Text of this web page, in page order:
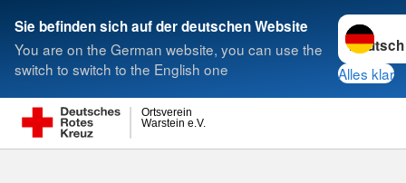
Sie befinden sich auf der deutschen Website
You are on the German website, you can use the
switch to switch to the English one
Sprache
Alles klar
Warstein e.V.
Ortsverein
Suche